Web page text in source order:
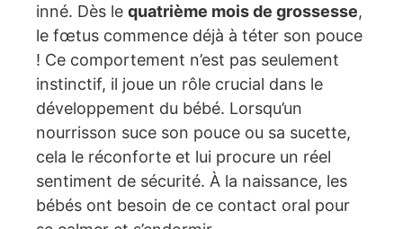
inné. Dès le quatrième mois de grossesse,
le fœtus commence déjà à téter son pouce
! Ce comportement n’est pas seulement
instinctif, il joue un rôle crucial dans le
développement du bébé. Lorsqu’un
nourrisson suce son pouce ou sa sucette,
cela le réconforte et lui procure un réel
sentiment de sécurité. À la naissance, les
bébés ont besoin de ce contact oral pour